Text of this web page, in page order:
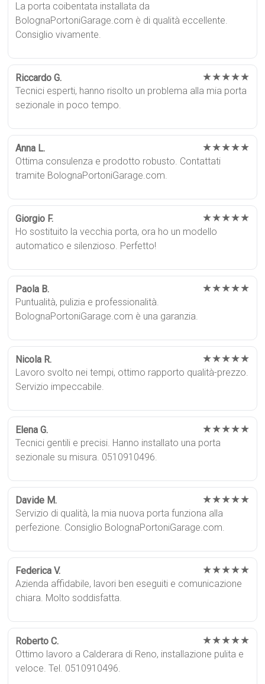
La porta coibentata installata da
BolognaPortoniGarage.com è di qualità eccellente.
Consiglio vivamente.
Riccardo G. ★★★★★
Tecnici esperti, hanno risolto un problema alla mia porta
sezionale in poco tempo.
Anna L. ★★★★★
Ottima consulenza e prodotto robusto. Contattati
tramite BolognaPortoniGarage.com.
Giorgio F. ★★★★★
Ho sostituito la vecchia porta, ora ho un modello
automatico e silenzioso. Perfetto!
Paola B. ★★★★★
Puntualità, pulizia e professionalità.
BolognaPortoniGarage.com è una garanzia.
Nicola R. ★★★★★
Lavoro svolto nei tempi, ottimo rapporto qualità-prezzo.
Servizio impeccabile.
Elena G. ★★★★★
Tecnici gentili e precisi. Hanno installato una porta
sezionale su misura. 0510910496.
Davide M. ★★★★★
Servizio di qualità, la mia nuova porta funziona alla
perfezione. Consiglio BolognaPortoniGarage.com.
Federica V. ★★★★★
Azienda affidabile, lavori ben eseguiti e comunicazione
chiara. Molto soddisfatta.
Roberto C. ★★★★★
Ottimo lavoro a Calderara di Reno, installazione pulita e
veloce. Tel. 0510910496.